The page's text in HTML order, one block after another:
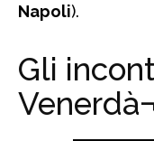
Napoli).
Gli